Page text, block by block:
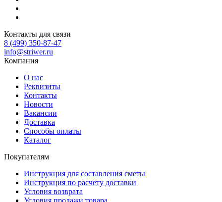
Контакты для связи
8 (499) 350-87-47
info@striwer.ru
Компания
О нас
Реквизиты
Контакты
Новости
Вакансии
Доставка
Способы оплаты
Каталог
Покупателям
Инструкция для составления сметы
Инструкция по расчету доставки
Условия возврата
Условия продажи товара